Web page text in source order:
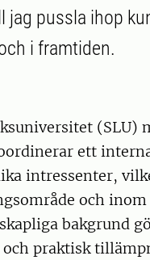
pussla ihop
i framtiden.
(SLU)
ett
intressenter,
och
bakgrund
praktisk